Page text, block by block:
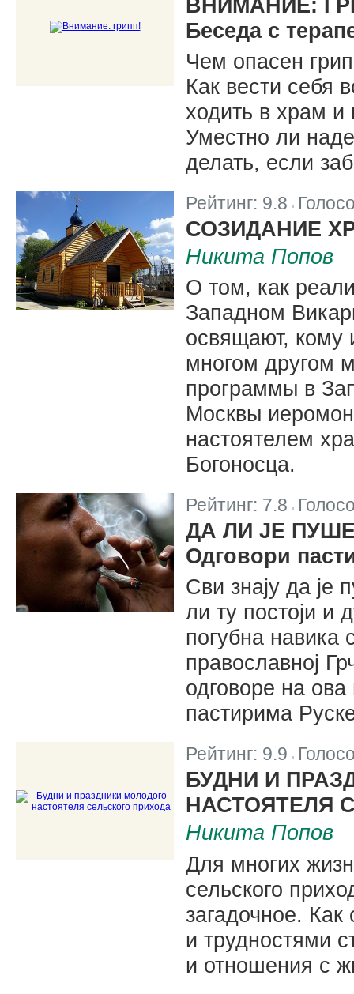
ВНИМАНИЕ:
Беседа с
Чем опасен
Как вести себя
ходить в храм
Уместно ли
делать, если
Рейтинг: 9.8
СОЗИДАНИЕ
Никита Попов
О том, как
Западном
освящают,
многом другом
программы в
Москвы
настоятелем
Богоносца.
Рейтинг: 7.8
ДА ЛИ ЈЕ
Одговори
Сви знају да
ли ту постоји и
погубна навика
православној
одговоре на
пастирима
Рейтинг: 9.9
БУДНИ И
НАСТОЯТЕЛЯ
Никита Попов
Для многих
сельского
загадочное.
и трудностями
и отношения с